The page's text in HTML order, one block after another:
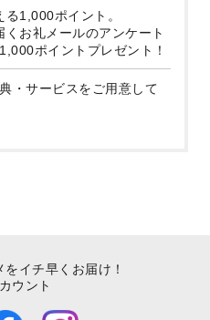
1,000ポイント。
お礼メールのアンケート
ポイントプレゼント！
・サービスをご用意して
イチ早くお届け！
ウント